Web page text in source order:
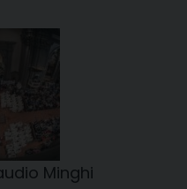
Minghi